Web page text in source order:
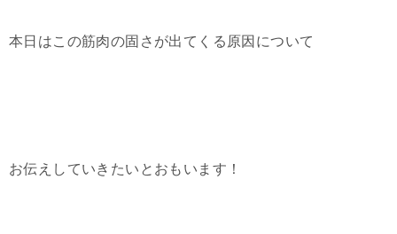
本日はこの筋肉の固さが出てくる原因について
お伝えしていきたいとおもいます！